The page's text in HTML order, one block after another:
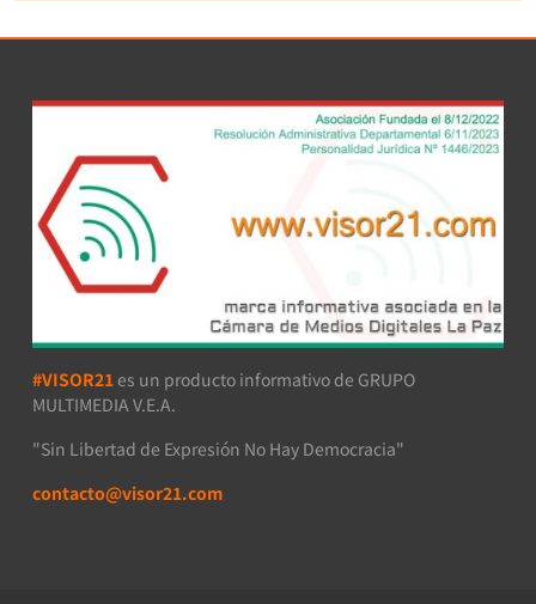
#VISOR21 es un producto informativo de GRUPO
MULTIMEDIA V.E.A.
"Sin Libertad de Expresión No Hay Democracia"
contacto@visor21.com